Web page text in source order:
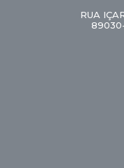
RUA